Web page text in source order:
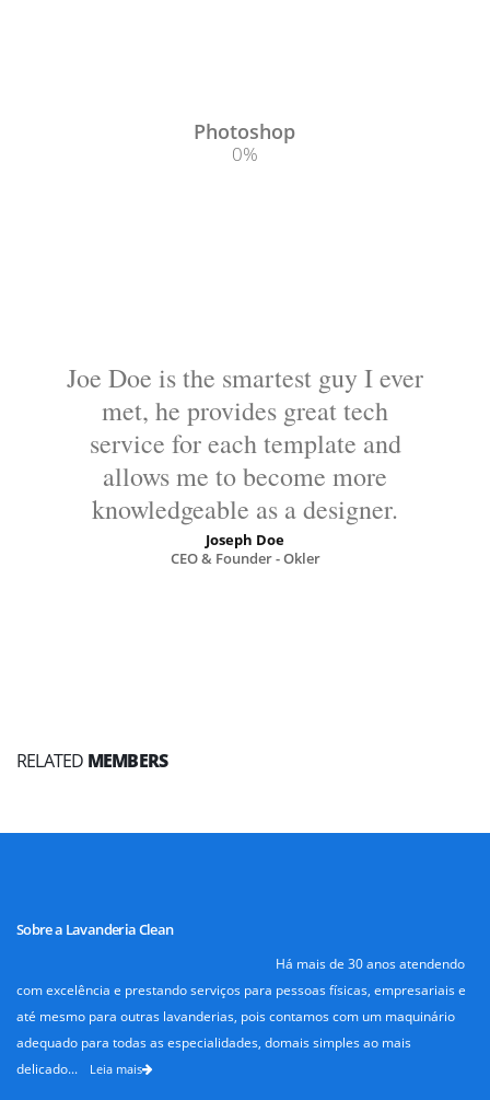
Photoshop
0%
Joe Doe is the smartest guy I ever
met, he provides great tech
service for each template and
allows me to become more
knowledgeable as a designer.
Joseph Doe
CEO & Founder - Okler
RELATED MEMBERS
Sobre a Lavanderia Clean
Há mais de 30 anos atendendo
com excelência e prestando serviços para pessoas físicas, empresariais e
até mesmo para outras lavanderias, pois contamos com um maquinário
adequado para todas as especialidades, domais simples ao mais
delicado...
Leia mais